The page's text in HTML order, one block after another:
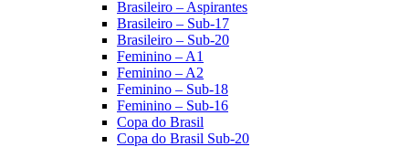
Brasileiro – Aspirantes
Brasileiro – Sub-17
Brasileiro – Sub-20
Feminino – A1
Feminino – A2
Feminino – Sub-18
Feminino – Sub-16
Copa do Brasil
Copa do Brasil Sub-20